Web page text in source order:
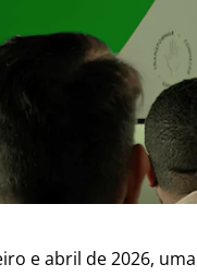
e abril de 2026,